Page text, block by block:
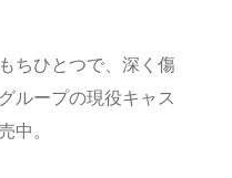
ちひとつで、深く傷
ループの現役キャス
中。